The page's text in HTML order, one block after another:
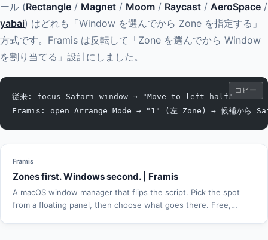
ール (Rectangle / Magnet / Moom / Raycast / AeroSpace /
yabai) はどれも「Window を選んでから Zone を指定する」
方式です。Framis は反転して「Zone を選んでから Window
を割り当てる」設計にしました。
従来: focus Safari window → "Move to left half"
Framis: open Arrange Mode → "1" (左 Zone) → 候補から
コピー
Framis
Zones first. Windows second. | Framis
A macOS window manager that flips the script. Pick the spot
from a floating panel, then choose what goes there. Free,